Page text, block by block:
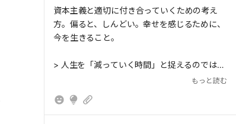
には「分業」という構成要素と、「成長」には
「イノベーション」、「数字」には「金融」、
「労働」には「資本」、「お金」には「商
である。
もっと読む
資本主義と適切に付き合っていくための考え
方。偏ると、しんどい。幸せを感じるために、
今を生きること。
> 人生を「減っていく時間」と捉えるのではな
く、繰り返される季節や年中行事に意識を向
もっと読む